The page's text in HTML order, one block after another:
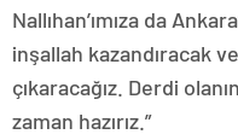
Nallıhan’ımıza da
inşallah kazandıracak
çıkaracağız. Derdi
zaman hazırız.”